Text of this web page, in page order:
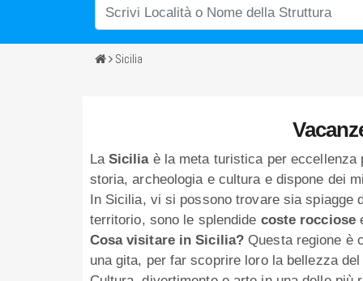
Sicilia
La Siciliaè la meta turistica per eccellenza
storia, archeologia e cultura e dispone dei
In Sicilia, vi si possono trovare sia spiagge
territorio, sono le splendide coste rocciose
Cosa visitare in Sicilia? Questa regione è
una gita, per far scoprire loro la bellezza